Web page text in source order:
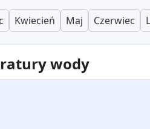
Kwiecień Maj Czerwiec
wody